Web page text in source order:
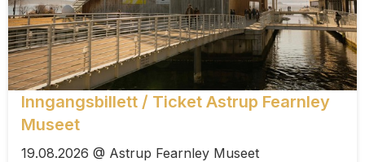
Inngangsbillett / Ticket Astrup Fearnley
Museet
19.08.2026 @ Astrup Fearnley Museet